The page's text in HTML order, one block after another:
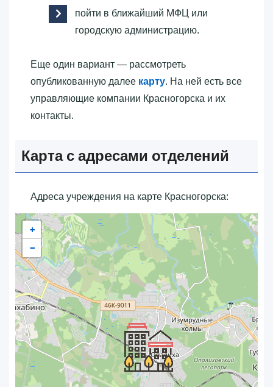
пойти в ближайший МФЦ или
городскую администрацию.
Еще один вариант — рассмотреть
опубликованную далее карту. На ней есть все
управляющие компании Красногорска и их
контакты.
Карта с адресами отделений
Адреса учреждения на карте Красногорска:
+
−